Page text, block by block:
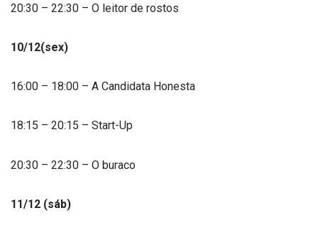
20:30 – 22:30 – O leitor de rostos
10/12(sex)
16:00 – 18:00 – A Candidata Honesta
18:15 – 20:15 – Start-Up
20:30 – 22:30 – O buraco
11/12 (sáb)